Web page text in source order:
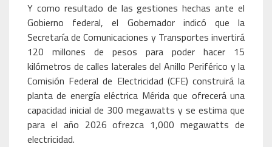
Y como resultado de las gestiones hechas ante el
Gobierno federal, el Gobernador indicó que la
Secretaría de Comunicaciones y Transportes invertirá
120 millones de pesos para poder hacer 15
kilómetros de calles laterales del Anillo Periférico y la
Comisión Federal de Electricidad (CFE) construirá la
planta de energía eléctrica Mérida que ofrecerá una
capacidad inicial de 300 megawatts y se estima que
para el año 2026 ofrezca 1,000 megawatts de
electricidad.